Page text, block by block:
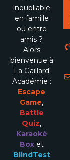
inoubliable
en famille
ou entre
amis ?
Alors
bienvenue à
La Gaillard
Académie :
Escape
Game,
Battle
Quiz,
Karaoké
Box et
BlindTest